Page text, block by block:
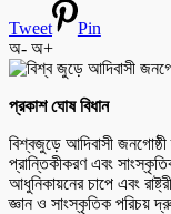
Tweet
Pin
অ- অ+
প্রকাশ ঘোষ বিধান
বিশ্বজুড়ে আদিবাসী
প্রান্তিকীকরণ এবং
আধুনিকায়নের চাপে এবং
জ্ঞান ও সাংস্কৃতিক পরিচয়